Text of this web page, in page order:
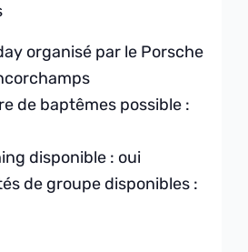
organisé par le Porsche
de baptêmes possible :
disponible : oui
de groupe disponibles :